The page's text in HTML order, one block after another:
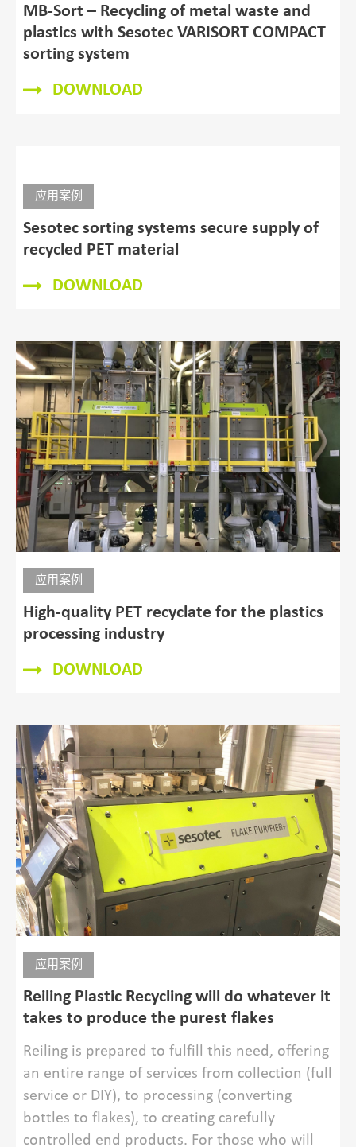
MB-Sort – Recycling of metal waste and
plastics with Sesotec VARISORT COMPACT
sorting system
DOWNLOAD
应用案例
Sesotec sorting systems secure supply of
recycled PET material
DOWNLOAD
应用案例
High-quality PET recyclate for the plastics
processing industry
DOWNLOAD
应用案例
Reiling Plastic Recycling will do whatever it
takes to produce the purest flakes
Reiling is prepared to fulfill this need, offering
an entire range of services from collection (full
service or DIY), to processing (converting
bottles to flakes), to creating carefully
controlled end products. For those who will